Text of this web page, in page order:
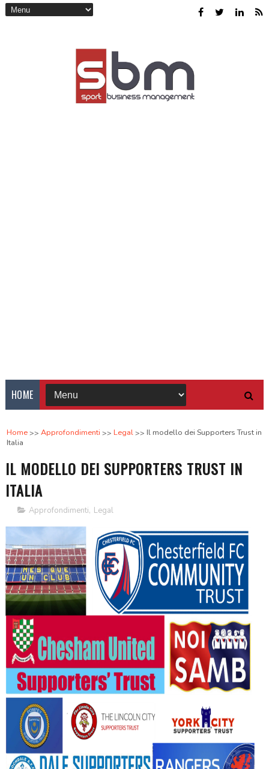
HOME
Home Approfondimenti Legal
Il modello dei Supporters Trust in
Italia
IL MODELLO DEI SUPPORTERS TRUST IN
ITALIA
Approfondimenti, Legal